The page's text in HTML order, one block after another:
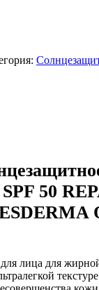
50
лица для